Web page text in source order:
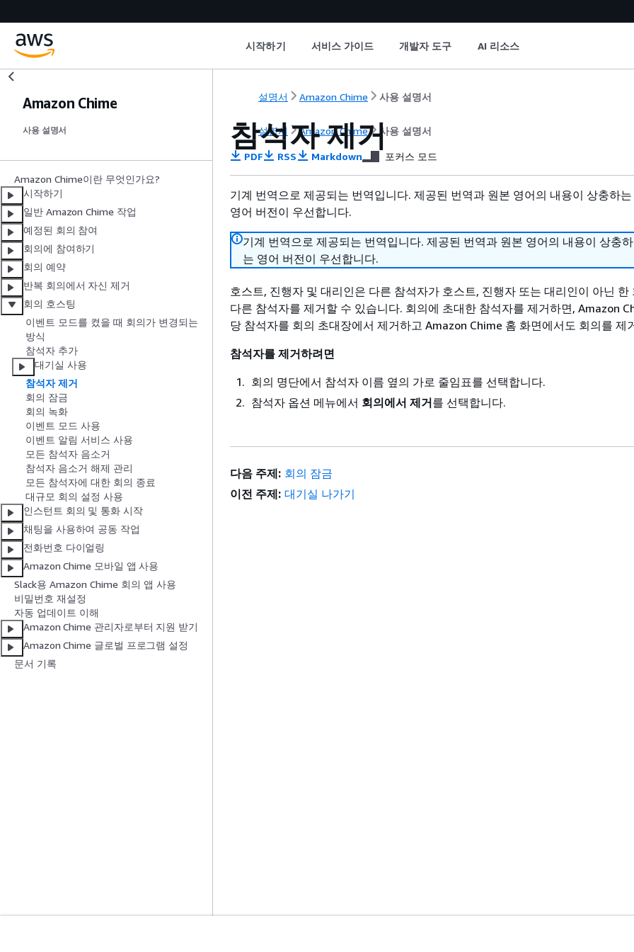
시작하기 서비스 가이드 개발자 도구 AI 리소스
Amazon Chime
사용 설명서
Amazon Chime이란 무엇인가요?
시작하기
일반 Amazon Chime 작업
예정된 회의 참여
회의에 참여하기
회의 예약
반복 회의에서 자신 제거
회의 호스팅
이벤트 모드를 켰을 때 회의가 변경되는
방식
참석자 추가
대기실 사용
참석자 제거
회의 잠금
회의 녹화
이벤트 모드 사용
이벤트 알림 서비스 사용
모든 참석자 음소거
참석자 음소거 해제 관리
모든 참석자에 대한 회의 종료
대규모 회의 설정 사용
인스턴트 회의 및 통화 시작
채팅을 사용하여 공동 작업
전화번호 다이얼링
Amazon Chime 모바일 앱 사용
Slack용 Amazon Chime 회의 앱 사용
비밀번호 재설정
자동 업데이트 이해
Amazon Chime 관리자로부터 지원 받기
Amazon Chime 글로벌 프로그램 설정
문서 기록
설명서 Amazon Chime 사용 설명서
설명서 Amazon Chime 사용 설명서
참석자 제거
PDF RSS Markdown 포커스 모드
기계 번역으로 제공되는 번역입니다. 제공된 번역과 원본 영어의 내용이 상충하
영어 버전이 우선합니다.
기계 번역으로 제공되는 번역입니다. 제공된 번역과 원본 영어의 내용이 상충
는 영어 버전이 우선합니다.
호스트, 진행자 및 대리인은 다른 참석자가 호스트, 진행자 또는 대리인이 아닌 한
다른 참석자를 제거할 수 있습니다. 회의에 초대한 참석자를 제거하면, Amazon
당 참석자를 회의 초대장에서 제거하고 Amazon Chime 홈 화면에서도 회의를 제
참석자를 제거하려면
회의 명단에서 참석자 이름 옆의 가로 줄임표를 선택합니다.
참석자 옵션 메뉴에서 회의에서 제거를 선택합니다.
다음 주제: 회의 잠금
이전 주제: 대기실 나가기